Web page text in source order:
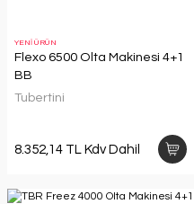
YENİ ÜRÜN
Flexo 6500 Olta Makinesi 4+1
BB
Tubertini
8.352,14 TL Kdv Dahil